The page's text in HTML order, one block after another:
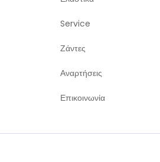
Service
Ζάντες
Αναρτήσεις
Επικοινωνία